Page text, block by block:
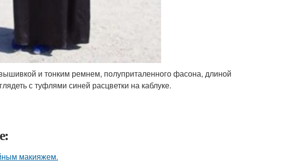
и тонким ремнем, полуприталенного фасона, длиной
с туфлями синей расцветки на каблуке.
макияжем.